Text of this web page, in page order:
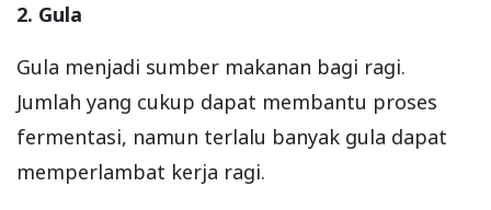
2. Gula
Gula menjadi sumber makanan bagi ragi.
Jumlah yang cukup dapat membantu proses
fermentasi, namun terlalu banyak gula dapat
memperlambat kerja ragi.